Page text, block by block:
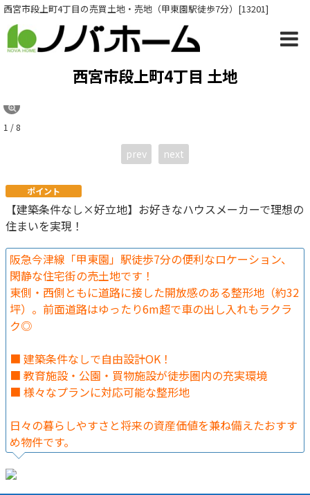
西宮市段上町4丁目の売買土地・売地（甲東園駅徒歩7分）[13201]
西宮市段上町4丁目 土地
1 / 8
prev next
ポイント
【建築条件なし×好立地】お好きなハウスメーカーで理想の
住まいを実現！
阪急今津線「甲東園」駅徒歩7分の便利なロケーション、
閑静な住宅街の売土地です！
東側・西側ともに道路に接した開放感のある整形地（約32
坪）。前面道路はゆったり6m超で車の出し入れもラクラ
ク◎
■ 建築条件なしで自由設計OK！
■ 教育施設・公園・買物施設が徒歩圏内の充実環境
■ 様々なプランに対応可能な整形地
日々の暮らしやすさと将来の資産価値を兼ね備えたおすす
め物件です。